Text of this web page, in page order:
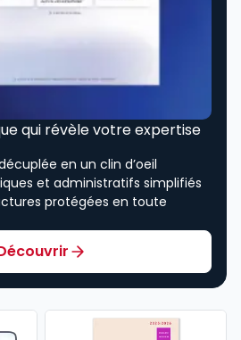
qui révèle votre expertise
en un clin d’oeil
et administratifs simplifiés
protégées en toute